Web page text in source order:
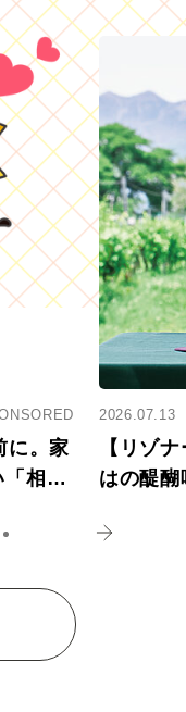
に。家
相続
2026.07.13
【リゾ
はの醍